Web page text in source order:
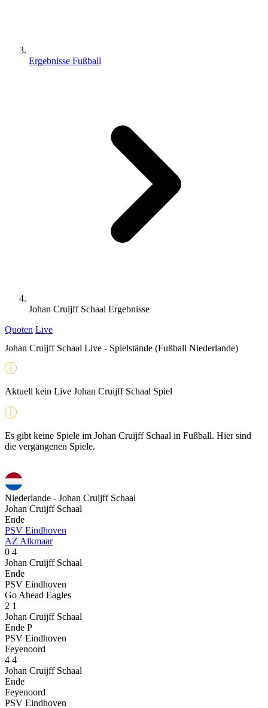
Ergebnisse Fußball
Johan Cruijff Schaal Ergebnisse
Quoten Live
Johan Cruijff Schaal Live - Spielstände (Fußball Niederlande)
Aktuell kein Live Johan Cruijff Schaal Spiel
Es gibt keine Spiele im Johan Cruijff Schaal in Fußball. Hier sind
die vergangenen Spiele.
Niederlande - Johan Cruijff Schaal
Johan Cruijff Schaal
Ende
PSV Eindhoven
AZ Alkmaar
0 4
Johan Cruijff Schaal
Ende
PSV Eindhoven
Go Ahead Eagles
2 1
Johan Cruijff Schaal
Ende P
PSV Eindhoven
Feyenoord
4 4
Johan Cruijff Schaal
Ende
Feyenoord
PSV Eindhoven